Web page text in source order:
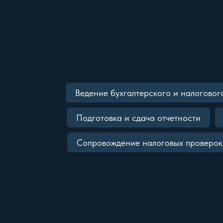
Ведение бухгалтерского и
Подготовка и сдача отчетности
Сопровождение налоговых проверок